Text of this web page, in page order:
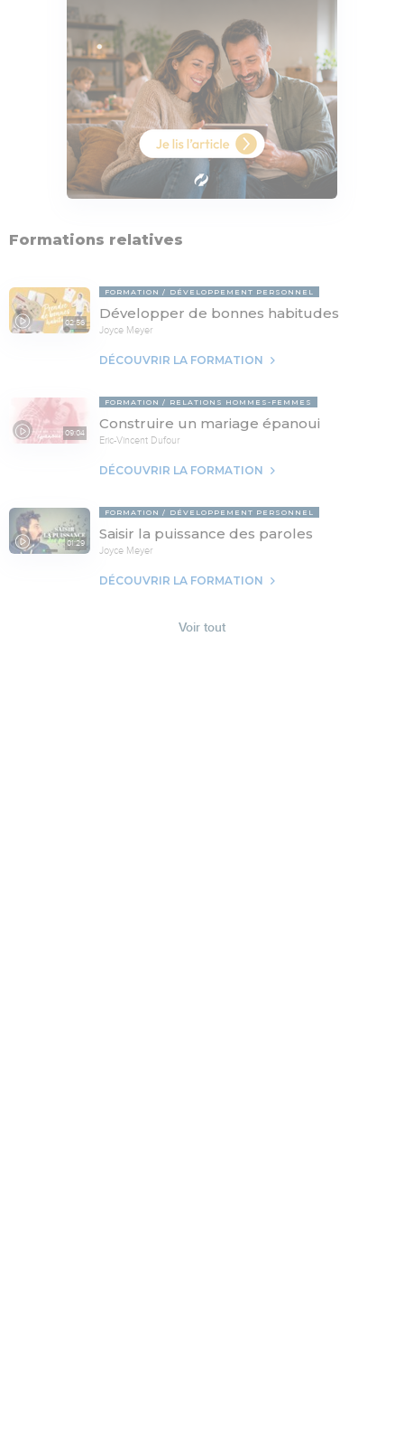
Formations relatives
02:56
FORMATION DÉVELOPPEMENT PERSONNEL
Développer de bonnes habitudes
Joyce Meyer
DÉCOUVRIR LA FORMATION
09:04
FORMATION RELATIONS HOMMES-FEMMES
Construire un mariage épanoui
Eric-Vincent Dufour
DÉCOUVRIR LA FORMATION
01:29
FORMATION DÉVELOPPEMENT PERSONNEL
Saisir la puissance des paroles
Joyce Meyer
DÉCOUVRIR LA FORMATION
Voir tout